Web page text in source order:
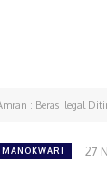
: Beras Ilegal
MANOKWARI 27